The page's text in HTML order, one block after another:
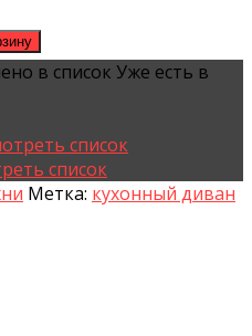
в список Уже есть в
список
список
Метка: кухонный диван